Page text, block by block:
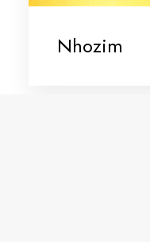
Nhozim